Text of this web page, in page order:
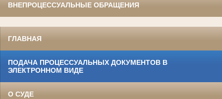
ВНЕПРОЦЕССУАЛЬНЫЕ ОБРАЩЕНИЯ
ГЛАВНАЯ
ПОДАЧА ПРОЦЕССУАЛЬНЫХ ДОКУМЕНТОВ В
ЭЛЕКТРОННОМ ВИДЕ
О СУДЕ